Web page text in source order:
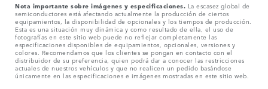
Nota importante sobre imágenes y especificaciones. La escasez global de
semiconductores está afectando actualmente la producción de ciertos
equipamientos, la disponibilidad de opcionales y los tiempos de producción.
Esta es una situación muy dinámica y como resultado de ella, el uso de
fotografías en este sitio web puede no reflejar completamente las
especificaciones disponibles de equipamientos, opcionales, versiones y
colores. Recomendamos que los clientes se pongan en contacto con el
distribuidor de su preferencia, quien podrá dar a conocer las restricciones
actuales de nuestros vehículos y que no realicen un pedido basándose
únicamente en las especificaciones e imágenes mostradas en este sitio web.